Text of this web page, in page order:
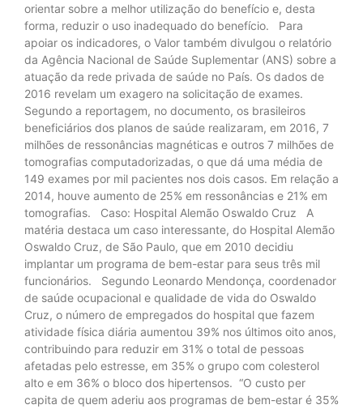
orientar sobre a melhor utilização do benefício e, desta
forma, reduzir o uso inadequado do benefício. Para
apoiar os indicadores, o Valor também divulgou o relatório
da Agência Nacional de Saúde Suplementar (ANS) sobre a
atuação da rede privada de saúde no País. Os dados de
2016 revelam um exagero na solicitação de exames.
Segundo a reportagem, no documento, os brasileiros
beneficiários dos planos de saúde realizaram, em 2016, 7
milhões de ressonâncias magnéticas e outros 7 milhões de
tomografias computadorizadas, o que dá uma média de
149 exames por mil pacientes nos dois casos. Em relação a
2014, houve aumento de 25% em ressonâncias e 21% em
tomografias. Caso: Hospital Alemão Oswaldo Cruz A
matéria destaca um caso interessante, do Hospital Alemão
Oswaldo Cruz, de São Paulo, que em 2010 decidiu
implantar um programa de bem-estar para seus três mil
funcionários. Segundo Leonardo Mendonça, coordenador
de saúde ocupacional e qualidade de vida do Oswaldo
Cruz, o número de empregados do hospital que fazem
atividade física diária aumentou 39% nos últimos oito anos,
contribuindo para reduzir em 31% o total de pessoas
afetadas pelo estresse, em 35% o grupo com colesterol
alto e em 36% o bloco dos hipertensos. “O custo per
capita de quem aderiu aos programas de bem-estar é 35%